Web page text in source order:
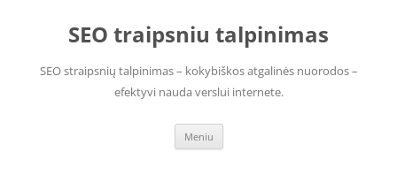
SEO traipsniu talpinimas
SEO straipsnių talpinimas – kokybiškos atgalinės nuorodos –
efektyvi nauda verslui internete.
Meniu